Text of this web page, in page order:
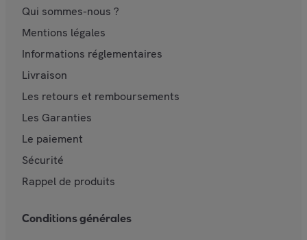
Qui sommes-nous ?
Mentions légales
Informations réglementaires
Livraison
Les retours et remboursements
Les Garanties
Le paiement
Sécurité
Rappel de produits
Conditions générales